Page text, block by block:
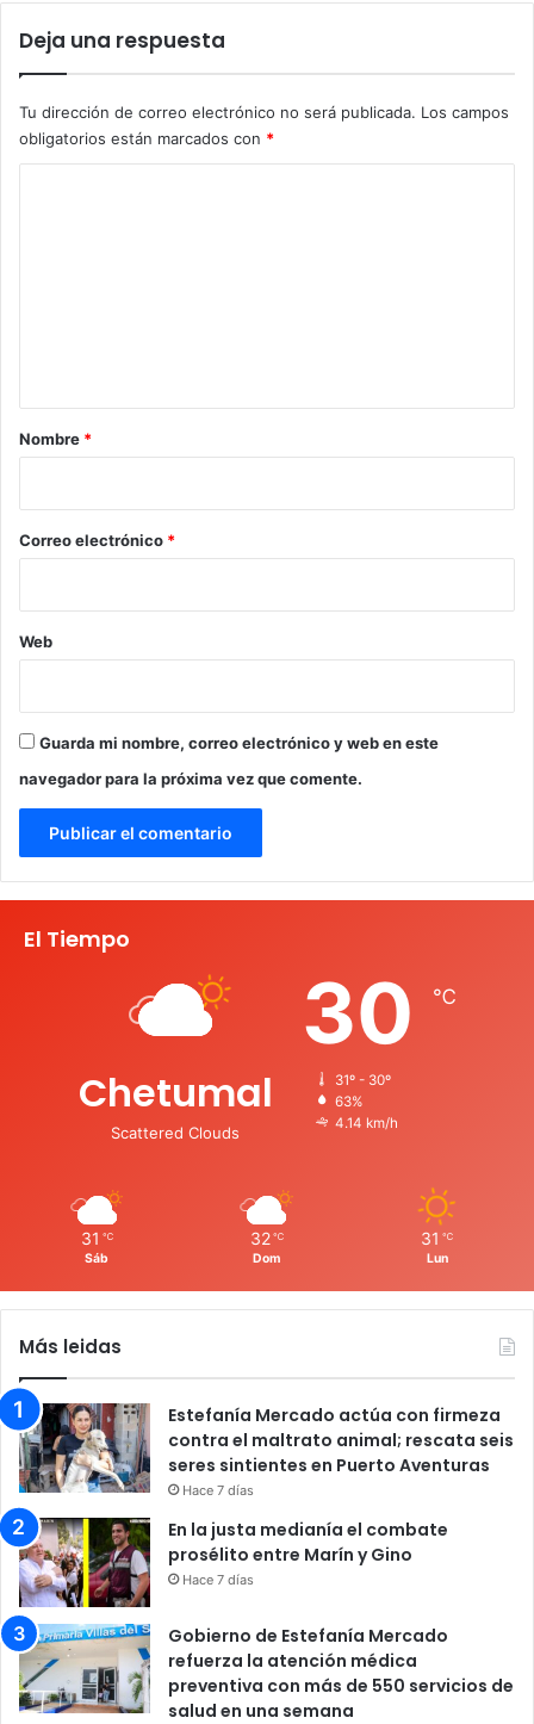
Deja una respuesta
Tu dirección de correo electrónico no será publicada. Los campos
obligatorios están marcados con *
r
*
Nombre *
Correo electrónico *
Web
Guarda mi nombre, correo electrónico y web en este
navegador para la próxima vez que comente.
El Tiempo
Chetumal
Scattered Clouds
30 ℃
31º - 30º
63%
4.14 km/h
31 ℃
Sáb
32 ℃
Dom
31 ℃
Lun
Más leidas
Estefanía Mercado actúa con firmeza
contra el maltrato animal; rescata seis
seres sintientes en Puerto Aventuras
Hace 7 días
En la justa medianía el combate
prosélito entre Marín y Gino
Hace 7 días
Gobierno de Estefanía Mercado
refuerza la atención médica
preventiva con más de 550 servicios de
salud en una semana